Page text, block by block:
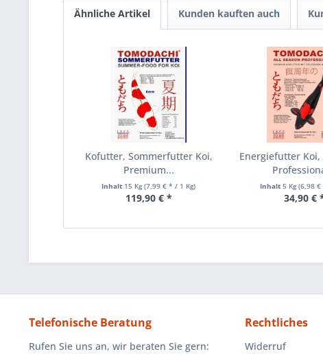
Ähnliche Artikel Kunden kauften auch
Kofutter, Sommerfutter Koi,
Premium...
Inhalt 15 Kg(7,99 € * / 1 Kg)
119,90 € *
Energiefutter Koi,
Inhalt 5 Kg(6,98 €
34,90 €
Telefonische Beratung
Rufen Sie uns an, wir beraten Sie gern:
Rechtliches
Widerruf